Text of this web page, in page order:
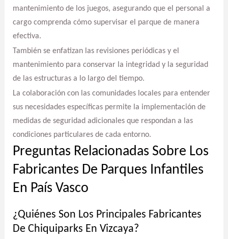
mantenimiento de los juegos, asegurando que el personal a
cargo comprenda cómo supervisar el parque de manera
efectiva.
También se enfatizan las revisiones periódicas y el
mantenimiento para conservar la integridad y la seguridad
de las estructuras a lo largo del tiempo.
La colaboración con las comunidades locales para entender
sus necesidades específicas permite la implementación de
medidas de seguridad adicionales que respondan a las
condiciones particulares de cada entorno.
Preguntas Relacionadas Sobre Los
Fabricantes De Parques Infantiles
En País Vasco
¿Quiénes Son Los Principales Fabricantes
De Chiquiparks En Vizcaya?